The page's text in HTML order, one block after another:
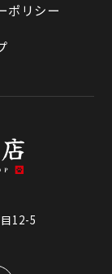
ポリシー
12-5